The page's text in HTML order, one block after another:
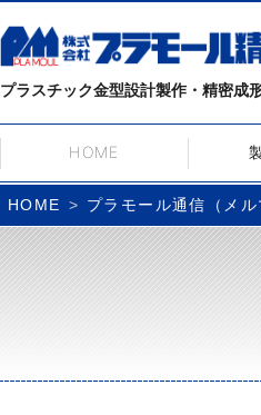
プラスチック金型設計製作・精密成
HOME
HOME プラモール通信（メル